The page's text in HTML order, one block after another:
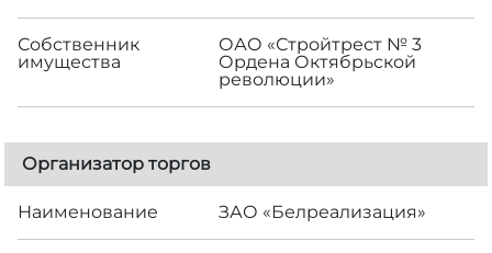
Собственник
имущества
ОАО «Стройтрест № 3
Ордена Октябрьской
революции»
Организатор торгов
Наименование ЗАО «Белреализация»